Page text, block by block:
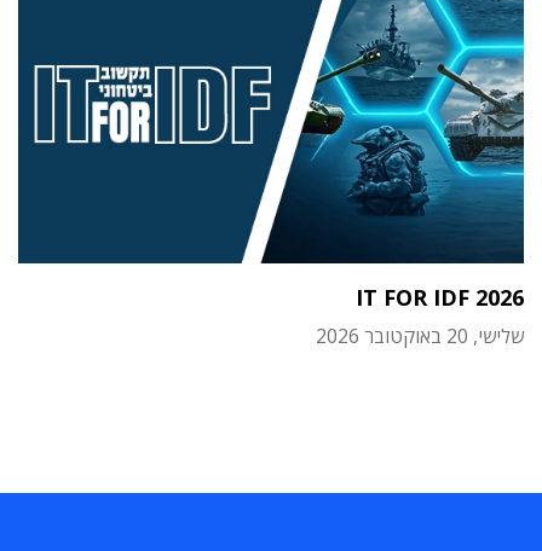
IT FOR IDF 2026
שלישי, 20 באוקטובר 2026